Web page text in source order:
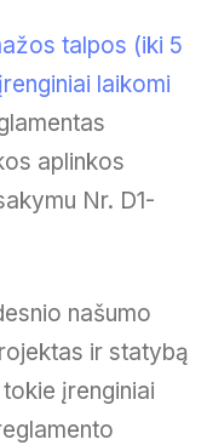
talpos (iki 5
laikomi
aplinkos
Nr. D1-
našumo
ir statybą
įrenginiai